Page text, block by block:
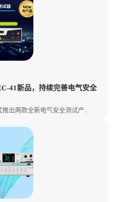
41新品，持续完善电气安全
出两款全新电气安全测试产...